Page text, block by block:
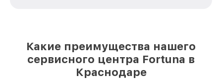
Какие преимущества нашего
сервисного центра Fortuna в
Краснодаре